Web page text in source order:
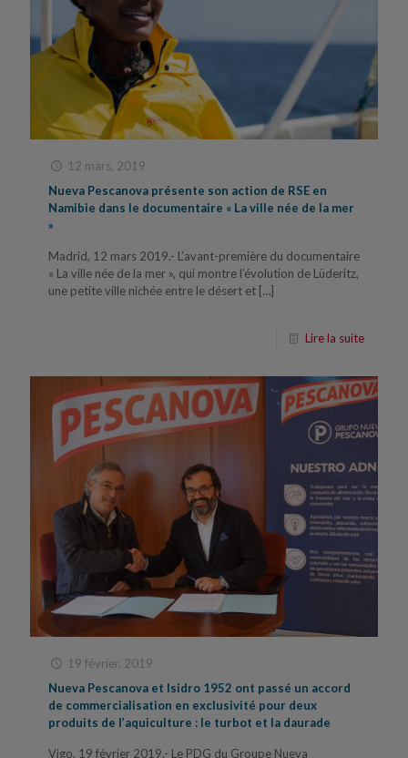
12 mars, 2019
Nueva Pescanova présente son action de RSE en
Namibie dans le documentaire « La ville née de la mer
»
Madrid, 12 mars 2019.- L’avant-première du documentaire
« La ville née de la mer », qui montre l’évolution de Lüderitz,
une petite ville nichée entre le désert et […]
Lire la suite
19 février, 2019
Nueva Pescanova et Isidro 1952 ont passé un accord
de commercialisation en exclusivité pour deux
produits de l’aquiculture : le turbot et la daurade
Vigo, 19 février 2019.- Le PDG du Groupe Nueva